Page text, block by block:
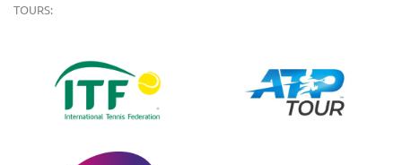
TOURS: